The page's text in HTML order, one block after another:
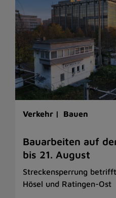
Verkehr | Bauen
Bauarbeiten auf
bis 21. August
Streckensperrung
Hösel und Ratingen-Ost